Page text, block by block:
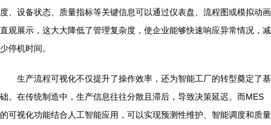
度、设备状态、质量指标等关键信息可以通过仪表盘、流程图或模拟动画
直观展示，这大大降低了管理复杂度，使企业能够快速响应异常情况，减
少停机时间。
生产流程可视化不仅提升了操作效率，还为智能工厂的转型奠定了基
础。在传统制造中，生产信息往往分散且滞后，导致决策延迟。而MES
的可视化功能结合人工智能应用，可以实现预测性维护、智能调度和质量